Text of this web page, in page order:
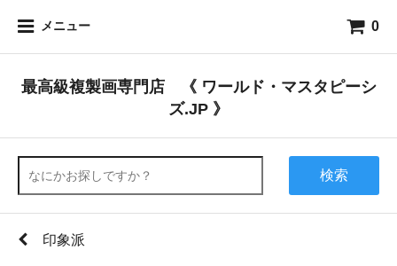
メニュー 0
最高級複製画専門店 《 ワールド・マスタピーシ
ズ.JP 》
検索
印象派